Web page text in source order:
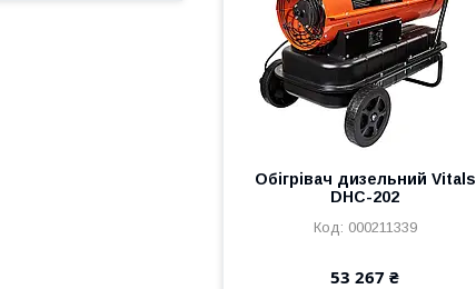
Обігрівач дизельний Vitals
DHC-202
000211339
53 267 ₴